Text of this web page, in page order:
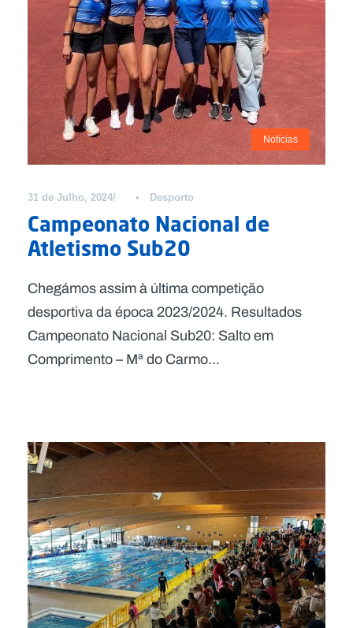
Notícias
31 de Julho, 2024 • Desporto
Campeonato Nacional de
Atletismo Sub20
Chegámos assim à última competição
desportiva da época 2023/2024. Resultados
Campeonato Nacional Sub20: Salto em
Comprimento – Mª do Carmo...